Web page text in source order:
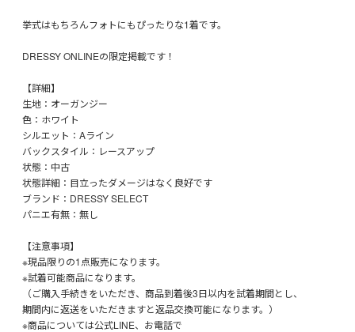
挙式はもちろんフォトにもぴったりな1着です。
DRESSY ONLINEの限定掲載です！
【詳細】
生地：オーガンジー
色：ホワイト
シルエット：Aライン
バックスタイル：レースアップ
状態：中古
状態詳細：目立ったダメージはなく良好です
ブランド：DRESSY SELECT
パニエ有無：無し
【注意事項】
※現品限りの1点販売になります。
※試着可能商品になります。
（ご購入手続きをいただき、商品到着後3日以内を試着期間とし、
期間内に返送をいただきますと返品交換可能になります。）
※商品については公式LINE、お電話で